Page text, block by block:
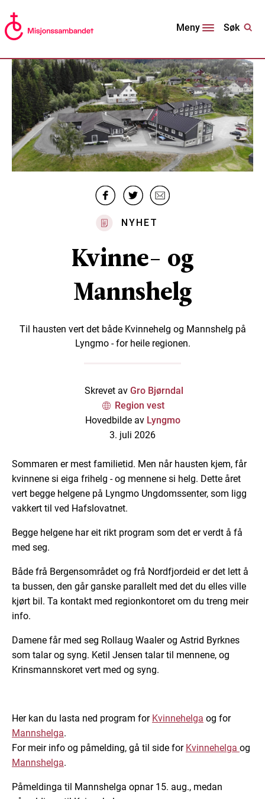
Meny Søk
NYHET
Kvinne- og
Mannshelg
Til hausten vert det både Kvinnehelg og Mannshelg på
Lyngmo - for heile regionen.
Skrevet av Gro Bjørndal
Region vest
Hovedbilde av Lyngmo
3. juli 2026
Sommaren er mest familietid. Men når hausten kjem, får
kvinnene si eiga frihelg - og mennene si helg. Dette året
vert begge helgene på Lyngmo Ungdomssenter, som ligg
vakkert til ved Hafslovatnet.
Begge helgene har eit rikt program som det er verdt å få
med seg.
Både frå Bergensområdet og frå Nordfjordeid er det lett å
ta bussen, den går ganske parallelt med det du elles ville
kjørt bil. Ta kontakt med regionkontoret om du treng meir
info.
Damene får med seg Rollaug Waaler og Astrid Byrknes
som talar og syng. Ketil Jensen talar til mennene, og
Krinsmannskoret vert med og syng.
Her kan du lasta ned program for Kvinnehelga og for
Mannshelga.
For meir info og påmelding, gå til side for Kvinnehelga og
Mannshelga.
Påmeldinga til Mannshelga opnar 15. aug., medan